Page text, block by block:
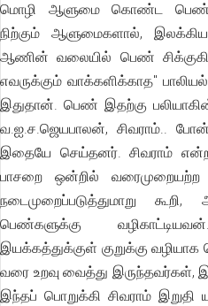
மொழி ஆளுமை கொண்ட
நிற்கும் ஆளுமைகளால்,
ஆணின் வலையில் பெண்
எவருக்கும் வாக்களிக்காத"
இதுதான். பெண் இதற்கு
வ.ஐ.ச.ஜெயபாலன், சிவராம்..
இதையே செய்தனர். சிவராம்
பாசறை ஒன்றில்
நடைமுறைப்படுத்துமாறு
பெண்களுக்கு
இயக்கத்துக்குள் குறுக்கு
வரை உறவு வைத்து இருந்தவர்கள்,
இந்தப் பொறுக்கி சிவராம் இறுதி